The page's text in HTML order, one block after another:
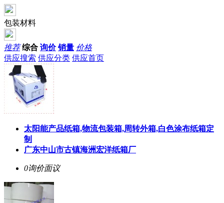
包装材料
推荐 综合 询价 销量 价格
供应搜索 供应分类 供应首页
太阳能产品纸箱,物流包装箱,周转外箱,白色涂布纸箱定
制
广东中山市古镇海洲宏洋纸箱厂
0询价面议